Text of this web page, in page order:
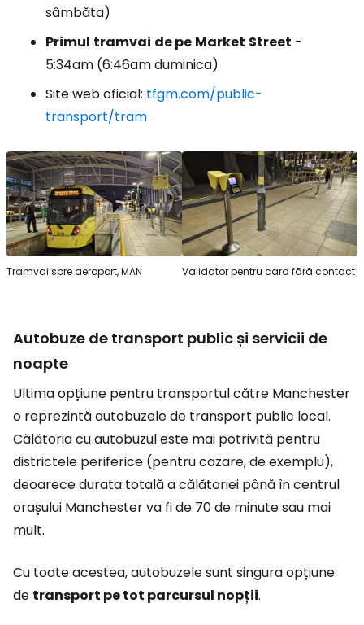
sâmbăta)
Primul tramvai de pe Market Street -
5:34am (6:46am duminica)
Site web oficial: tfgm.com/public-
transport/tram
Tramvai spre aeroport, MAN Validator pentru card fără contact
Autobuze de transport public și servicii de
noapte
Ultima opțiune pentru transportul către Manchester
o reprezintă autobuzele de transport public local.
Călătoria cu autobuzul este mai potrivită pentru
districtele periferice (pentru cazare, de exemplu),
deoarece durata totală a călătoriei până în centrul
orașului Manchester va fi de 70 de minute sau mai
mult.
Cu toate acestea, autobuzele sunt singura opțiune
de transport pe tot parcursul nopții.